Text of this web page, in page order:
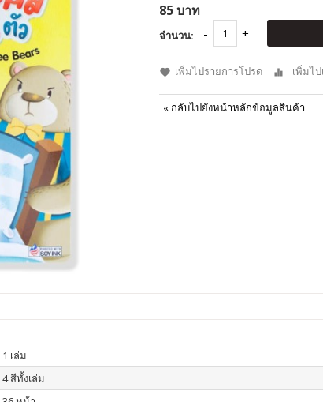
85 บาท
จำนวน:
เพิ่มไปรายการโปรด เพิ่มไ
« กลับไปยังหน้าหลักข้อมูลสินค้า
1 เล่ม
4 สีทั้งเล่ม